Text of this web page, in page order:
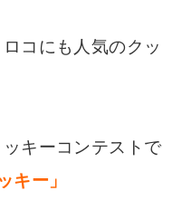
コにも人気のクッ
キーコンテストで
キー」